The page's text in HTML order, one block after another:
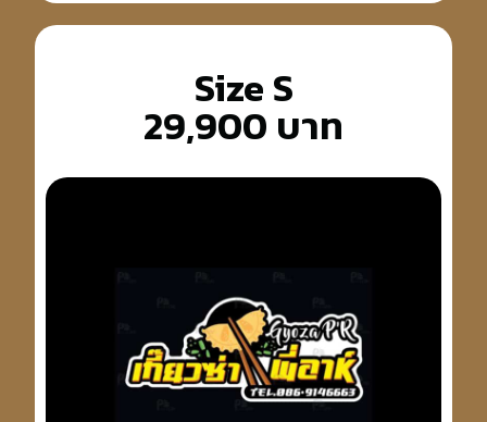
Size S
29,900 บาท